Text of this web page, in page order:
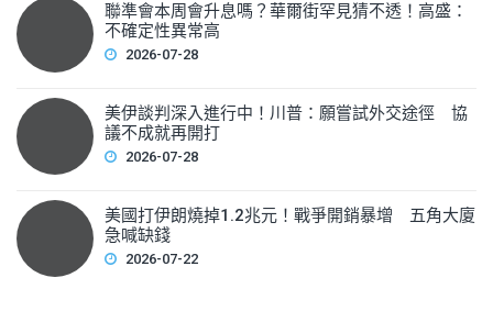
聯準會本周會升息嗎？華爾街罕見猜不透！高盛：
不確定性異常高
2026-07-28
美伊談判深入進行中！川普：願嘗試外交途徑 協
議不成就再開打
2026-07-28
美國打伊朗燒掉1.2兆元！戰爭開銷暴增 五角大廈
急喊缺錢
2026-07-22